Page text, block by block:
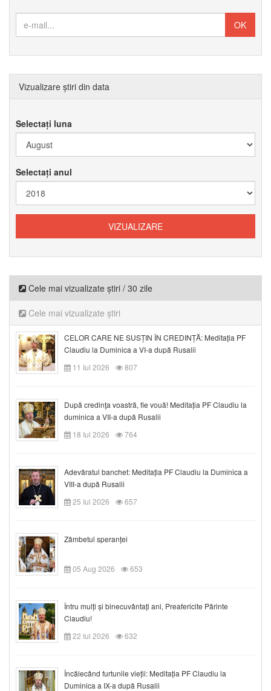
Vizualizare știri din data
Selectați luna
Selectați anul
Cele mai vizualizate știri / 30 zile
Cele mai vizualizate știri
CELOR CARE NE SUSȚIN ÎN CREDINȚĂ: Meditația PF
Claudiu la Duminica a VI-a după Rusalii
11 Iul 2026
807
După credinţa voastră, fie vouă! Meditația PF Claudiu la
duminica a VII-a după Rusalii
18 Iul 2026
764
Adevăratul banchet: Meditația PF Claudiu la Duminica a
VIII-a după Rusalii
25 Iul 2026
657
Zâmbetul speranței
05 Aug 2026 653
Întru mulți și binecuvântați ani, Preafericite Părinte
Claudiu!
22 Iul 2026
632
Încălecând furtunile vieții: Meditația PF Claudiu la
Duminica a IX-a după Rusalii